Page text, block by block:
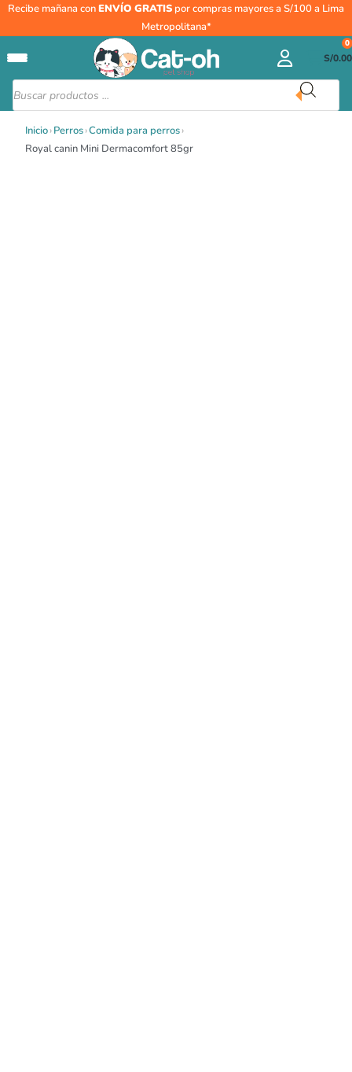
Recibe mañana conENVÍO GRATIS por compras mayores a S/100 a Lima
Metropolitana*
Búsqueda
de
productos
S/0.00
0
Inicio›Perros›Comida para perros›
Royal canin Mini Dermacomfort 85gr